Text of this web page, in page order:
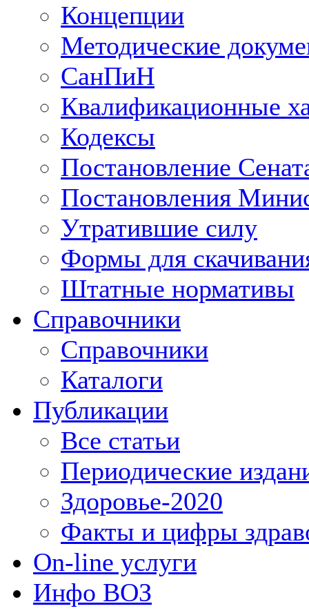
Концепции
Методические
СанПиН
Квалификационные
Кодексы
Постановление
Постановления
Утратившие силу
Формы для
Штатные нормативы
Справочники
Справочники
Каталоги
Публикации
Все статьи
Периодические
Здоровье-2020
Факты и цифры
On-line услуги
Инфо ВОЗ